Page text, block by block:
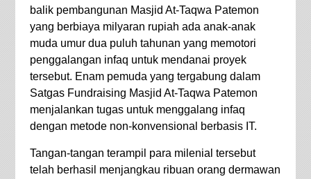
balik pembangunan Masjid At-Taqwa Patemon
yang berbiaya milyaran rupiah ada anak-anak
muda umur dua puluh tahunan yang memotori
penggalangan infaq untuk mendanai proyek
tersebut. Enam pemuda yang tergabung dalam
Satgas Fundraising Masjid At-Taqwa Patemon
menjalankan tugas untuk menggalang infaq
dengan metode non-konvensional berbasis IT.
Tangan-tangan terampil para milenial tersebut
telah berhasil menjangkau ribuan orang dermawan